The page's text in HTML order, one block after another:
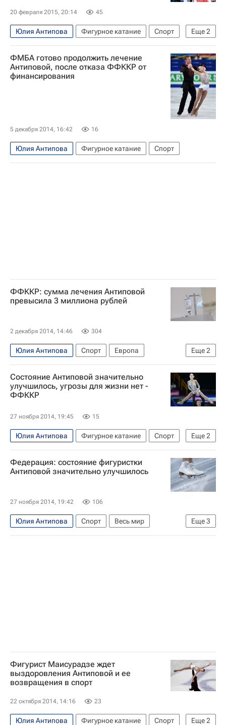
20 февраля 2015, 20:14 45
Еще2
Юлия Антипова Фигурное катание
Спорт
Артур Дмитриев
Нодари Маисурадзе
ФМБА готово продолжить лечение
Антиповой, после отказа ФФККР от
финансирования
5 декабря 2014, 16:42 16
Юлия Антипова Фигурное катание Спорт
ФФККР: сумма лечения Антиповой
превысила 3 миллиона рублей
2 декабря 2014, 14:46 304
Еще2
Юлия Антипова Спорт
Европа
Весь мир
Россия
Состояние Антиповой значительно
улучшилось, угрозы для жизни нет -
ФФККР
27 ноября 2014, 19:45 15
Еще2
Юлия Антипова Фигурное катание
Спорт
Федерация фигурного катания на коньках России (ФФККР)
Александр Коган
Федерация: состояние фигуристки
Антиповой значительно улучшилось
27 ноября 2014, 19:42 106
Еще3
Юлия Антипова Спорт
Весь мир
Европа
Александр Коган Россия
Фигурист Маисурадзе ждет
выздоровления Антиповой и ее
возвращения в спорт
22 октября 2014, 14:16 23
Еще2
Юлия Антипова Фигурное катание Спорт